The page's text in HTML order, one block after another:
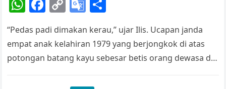
e
h
at
s
A
a
c
e
b
o
p
y
Li
n
o
o
gl
e
Tr
ar
e
“Pedas padi dimakan kerau,” ujar Ilis. Ucapan janda
empat anak kelahiran 1979 yang berjongkok di atas
potongan batang kayu sebesar betis orang dewasa di